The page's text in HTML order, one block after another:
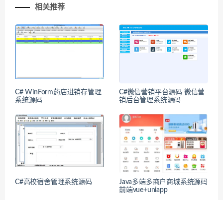
相关推荐
C# WinForm药店进销存管理
系统源码
C#微信营销平台源码 微信营
销后台管理系统源码
C#高校宿舍管理系统源码
Java多端多商户商城系统源码
前端vue+uniapp